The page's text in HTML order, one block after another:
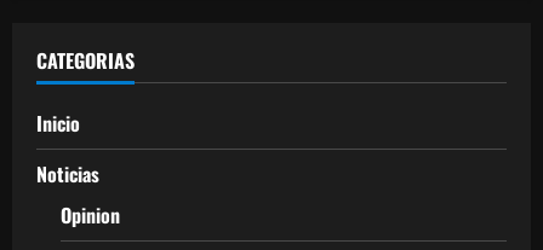
CATEGORIAS
Inicio
Noticias
Opinion